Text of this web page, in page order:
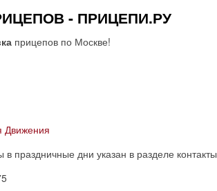
- ПРИЦЕПИ.РУ
прицепов по Москве!
праздничные дни указан в разделе контакты